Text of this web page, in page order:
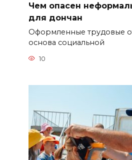
Чем опасен
для дончан
Оформленные трудовые
основа социальной
10